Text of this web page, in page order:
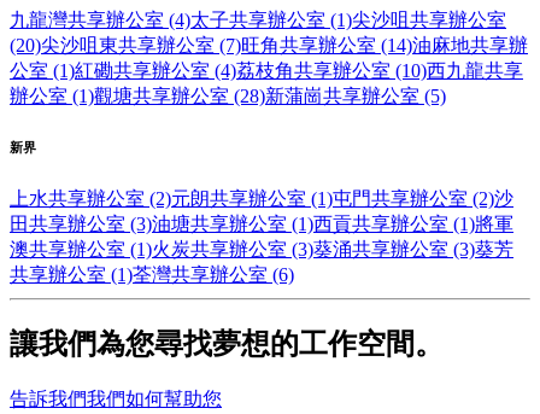
九龍灣共享辦公室 (4)太子共享辦公室 (1)尖沙咀共享辦公室
(20)尖沙咀東共享辦公室 (7)旺角共享辦公室 (14)油麻地共享辦
公室 (1)紅磡共享辦公室 (4)荔枝角共享辦公室 (10)西九龍共享
辦公室 (1)觀塘共享辦公室 (28)新蒲崗共享辦公室 (5)
新界
上水共享辦公室 (2)元朗共享辦公室 (1)屯門共享辦公室 (2)沙
田共享辦公室 (3)油塘共享辦公室 (1)西貢共享辦公室 (1)將軍
澳共享辦公室 (1)火炭共享辦公室 (3)葵涌共享辦公室 (3)葵芳
共享辦公室 (1)荃灣共享辦公室 (6)
讓我們為您尋找夢想的工作空間。
告訴我們我們如何幫助您